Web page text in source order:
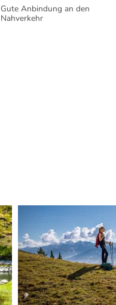
Gute Anbindung an den
Nahverkehr